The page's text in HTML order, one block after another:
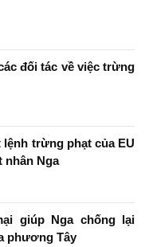
đối tác về việc trừng
lệnh trừng phạt của EU
Nga
giúp Nga chống lại
phương Tây